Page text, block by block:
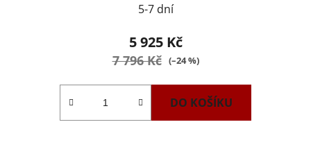
5-7 dní
5 925 Kč
7 796 Kč (–24 %)
DO KOŠÍKU